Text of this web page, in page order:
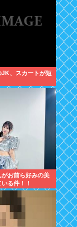
JK、スカートが短
お前ら好みの美
る件！！